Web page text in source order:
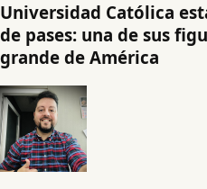
Universidad Católica
de pases: una de sus
grande de América